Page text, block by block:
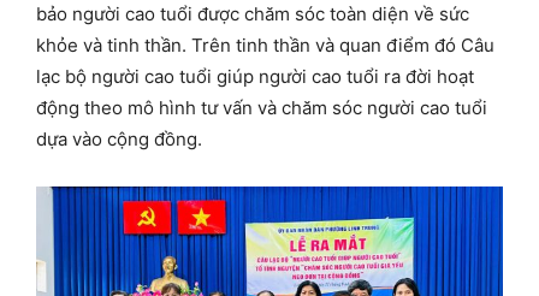
bảo người cao tuổi được chăm sóc toàn diện về sức
khỏe và tinh thần. Trên tinh thần và quan điểm đó Câu
lạc bộ người cao tuổi giúp người cao tuổi ra đời hoạt
động theo mô hình tư vấn và chăm sóc người cao tuổi
dựa vào cộng đồng.